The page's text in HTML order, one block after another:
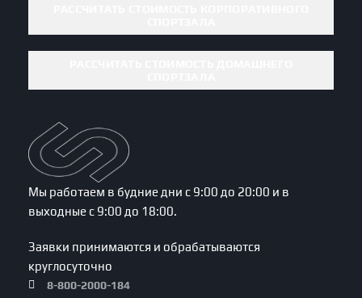
Мы работаем в будние дни с 9:00 до 20:00 и в
выходные с 9:00 до 18:00.
Заявки принимаются и обрабатываются
круглосуточно
8-800-2000-184